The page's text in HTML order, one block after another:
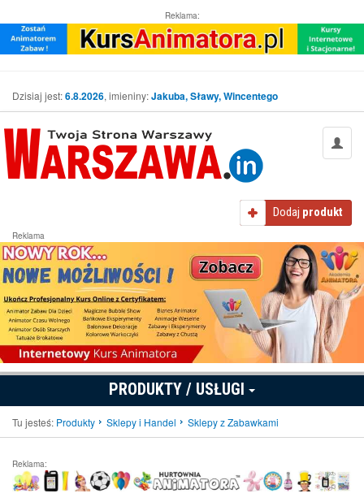
Reklama:
Dzisiaj jest:6.8.2026, imieniny:Jakuba, Sławy, Wincentego
Dodaj produkt
Reklama
PRODUKTY / USŁUGI
Tu jesteś: Produkty Sklepy i Handel Sklepy z Zabawkami
Reklama: